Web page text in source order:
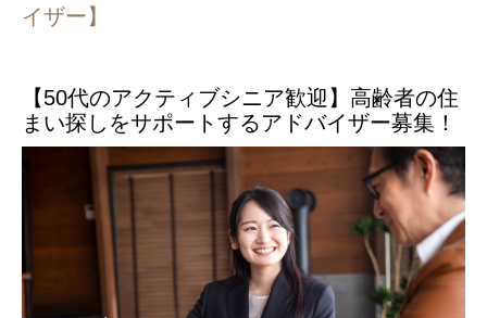
イザー】
【50代のアクティブシニア歓迎】高齢者の住
まい探しをサポートするアドバイザー募集！